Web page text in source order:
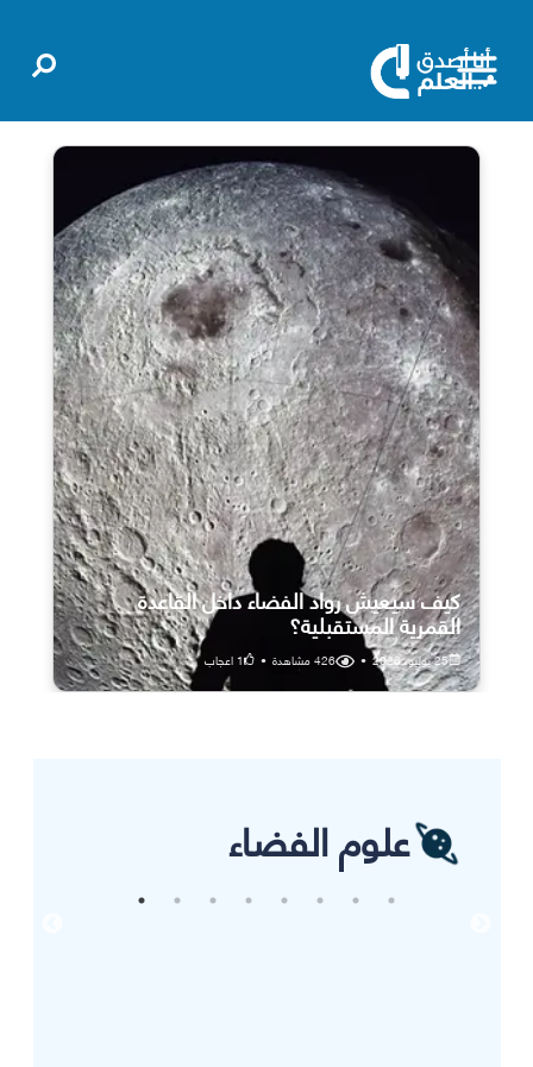
كيف سيعيش رواد الفضاء داخل القاعدة
القمرية المستقبلية؟
25 يوليو، 2026 •
426مشاهدة •
1اعجاب
علوم الفضاء